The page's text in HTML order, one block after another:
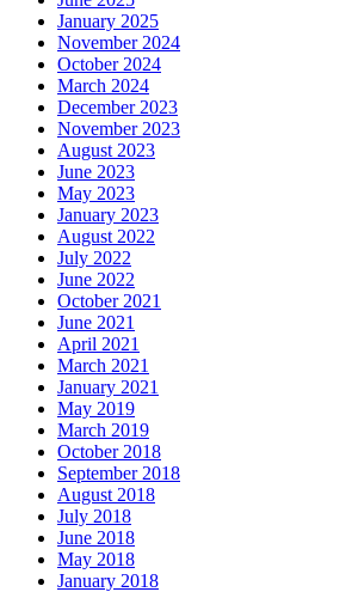
January 2025
November 2024
October 2024
March 2024
December 2023
November 2023
August 2023
June 2023
May 2023
January 2023
August 2022
July 2022
June 2022
October 2021
June 2021
April 2021
March 2021
January 2021
May 2019
March 2019
October 2018
September 2018
August 2018
July 2018
June 2018
May 2018
January 2018